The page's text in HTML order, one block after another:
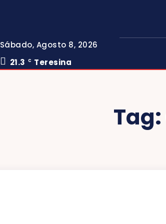
Sábado, Agosto 8, 2026
21.3
C Teresina
Tag: